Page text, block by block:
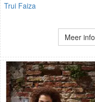
Trui Faiza
Meer info